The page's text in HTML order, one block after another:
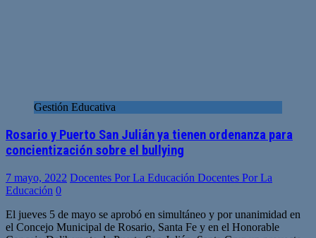
Gestión Educativa
Rosario y Puerto San Julián ya tienen ordenanza para
concientización sobre el bullying
7 mayo, 2022 Docentes Por La Educación Docentes Por La
Educación 0
El jueves 5 de mayo se aprobó en simultáneo y por unanimidad en
el Concejo Municipal de Rosario, Santa Fe y en el Honorable